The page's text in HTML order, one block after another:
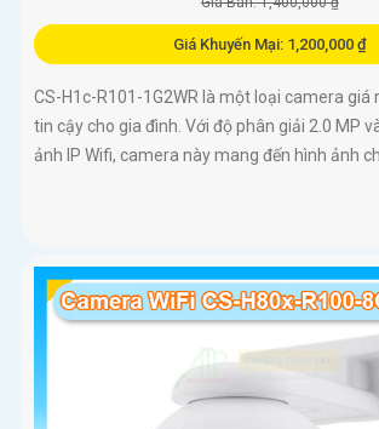
Giá Khuyến Mại: 1,200,000 ₫
CS-H1c-R101-1G2WR là một loại camera giá
tin cậy cho gia đình. Với độ phân giải 2.0 MP
ảnh IP Wifi, camera này mang đến hình ảnh